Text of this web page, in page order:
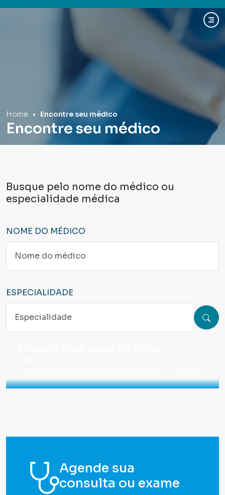
Home Encontre seu médico
Encontre seu médico
Busque pelo nome do médico ou
especialidade médica
NOME DO MÉDICO
ESPECIALIDADE
Agende sua
consulta ou exame